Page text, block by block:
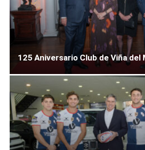
125 Aniversario Club de Viña del